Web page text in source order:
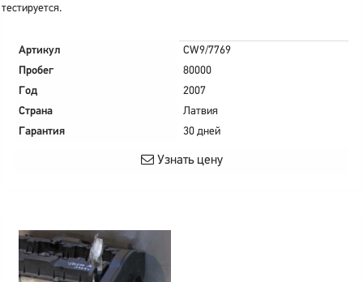
тестируется.
Артикул
CW9/7769
Пробег
80000
Год
2007
Страна
Латвия
Гарантия
30 дней
Узнать цену